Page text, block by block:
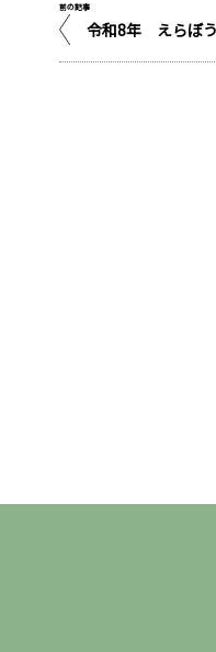
前の記事
令和8年 えらぼう